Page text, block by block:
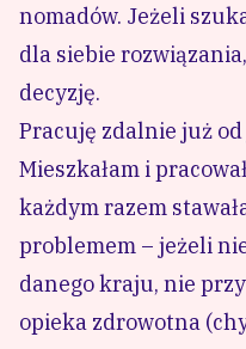
nomadów. Jeżeli
dla siebie
decyzję.
Pracuję zdalnie już
Mieszkałam i
każdym razem
problemem – jeżeli
danego kraju, nie
opieka zdrowotna